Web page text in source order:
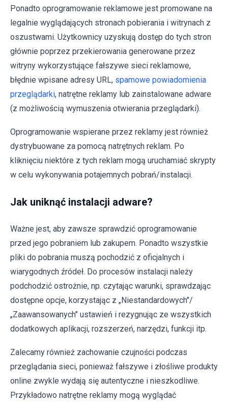
Ponadto oprogramowanie reklamowe jest promowane na
legalnie wyglądających stronach pobierania i witrynach z
oszustwami. Użytkownicy uzyskują dostęp do tych stron
głównie poprzez przekierowania generowane przez
witryny wykorzystujące fałszywe sieci reklamowe,
błędnie wpisane adresy URL, spamowe powiadomienia
przeglądarki, natrętne reklamy lub zainstalowane adware
(z możliwością wymuszenia otwierania przeglądarki).
Oprogramowanie wspierane przez reklamy jest również
dystrybuowane za pomocą natrętnych reklam. Po
kliknięciu niektóre z tych reklam mogą uruchamiać skrypty
w celu wykonywania potajemnych pobrań/instalacji.
Jak uniknąć instalacji adware?
Ważne jest, aby zawsze sprawdzić oprogramowanie
przed jego pobraniem lub zakupem. Ponadto wszystkie
pliki do pobrania muszą pochodzić z oficjalnych i
wiarygodnych źródeł. Do procesów instalacji należy
podchodzić ostrożnie, np. czytając warunki, sprawdzając
dostępne opcje, korzystając z „Niestandardowych"/
„Zaawansowanych" ustawień i rezygnując ze wszystkich
dodatkowych aplikacji, rozszerzeń, narzędzi, funkcji itp.
Zalecamy również zachowanie czujności podczas
przeglądania sieci, ponieważ fałszywe i złośliwe produkty
online zwykle wydają się autentyczne i nieszkodliwe.
Przykładowo natrętne reklamy mogą wyglądać